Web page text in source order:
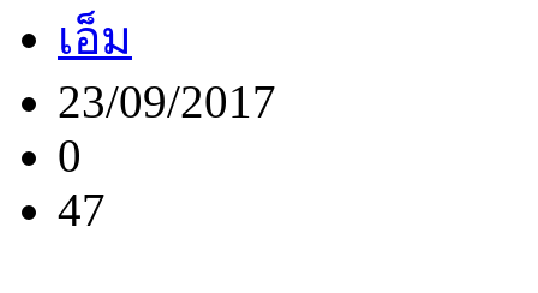
เอ็ม
23/09/2017
0
47